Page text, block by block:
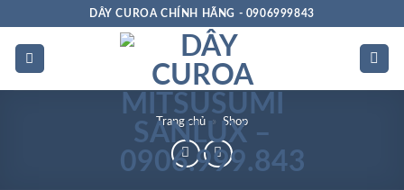
dung
DÂY CUROA CHÍNH HÃNG - 0906999843
Trang chủ » Shop